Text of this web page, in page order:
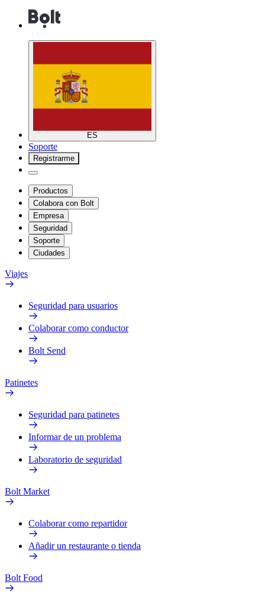
ES
Soporte
Registrarme
Productos
Colabora con Bolt
Empresa
Seguridad
Soporte
Ciudades
Viajes
Seguridad para usuarios
Colaborar como conductor
Bolt Send
Patinetes
Seguridad para patinetes
Informar de un problema
Laboratorio de seguridad
Bolt Market
Colaborar como repartidor
Añadir un restaurante o tienda
Bolt Food